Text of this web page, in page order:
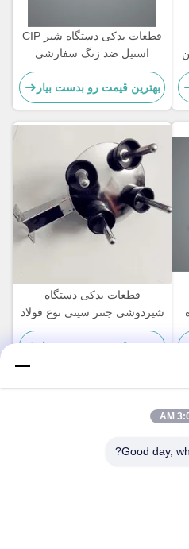
قطعات یدکی دستگاه شیر CIP
استیل ضد زنگ سفارشی
بهترین قیمت رو بدست بیار
قطعات یدکی دستگاه
شیردوشی جتتر سینی نوع فولاد
ضد زنگ برای تمیز کردن گاو
بهترین قیمت رو بدست بیار
3:03
Good day,